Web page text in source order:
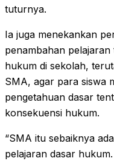
tuturnya.
Ia juga menekankan
penambahan
hukum di sekolah,
SMA, agar para siswa
pengetahuan dasar
konsekuensi hukum.
“SMA itu sebaiknya
pelajaran dasar